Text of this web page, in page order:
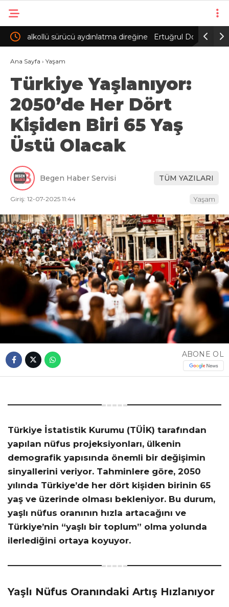
Ertuğrul Doğan: Salah gibi bir oyuncuyu parayla
ikna edip Trabzon’a getiremezsiniz
Ana Sayfa › Yaşam
Türkiye Yaşlanıyor:
2050’de Her Dört
Kişiden Biri 65 Yaş
Üstü Olacak
Begen Haber Servisi TÜM YAZILARI
Giriş: 12-07-2025 11:44 Yaşam
ABONE OL
Türkiye İstatistik Kurumu (TÜİK) tarafından
yapılan nüfus projeksiyonları, ülkenin
demografik yapısında önemli bir değişimin
sinyallerini veriyor. Tahminlere göre, 2050
yılında Türkiye’de her dört kişiden birinin 65
yaş ve üzerinde olması bekleniyor. Bu durum,
yaşlı nüfus oranının hızla artacağını ve
Türkiye’nin “yaşlı bir toplum” olma yolunda
ilerlediğini ortaya koyuyor.
Yaşlı Nüfus Oranındaki Artış Hızlanıyor